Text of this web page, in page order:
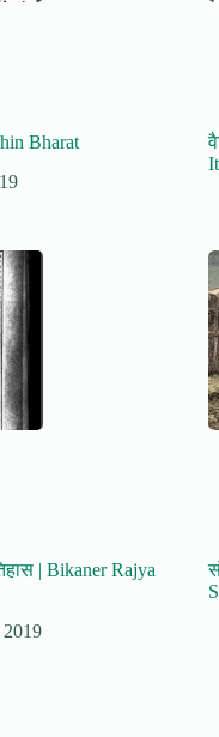
Bharat
| Bikaner Rajya
2019